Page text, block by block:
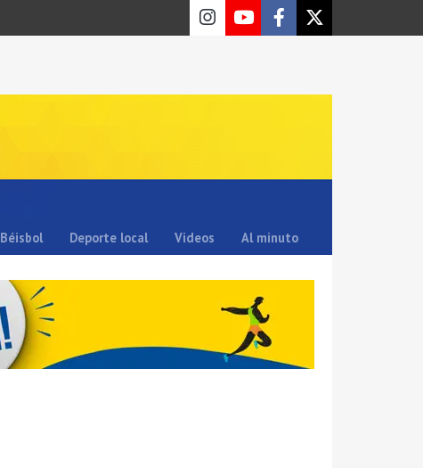
Béisbol Deporte local Videos Al minuto